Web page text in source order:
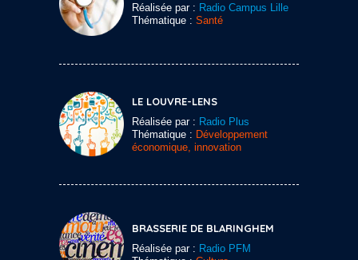
Réalisée par : Radio Campus Lille
Thématique : Santé
LE LOUVRE-LENS
Réalisée par : Radio Plus
Thématique : Développement
économique, innovation
BRASSERIE DE BLARINGHEM
Réalisée par : Radio PFM